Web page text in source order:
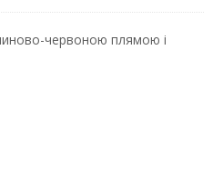
червоною плямою і